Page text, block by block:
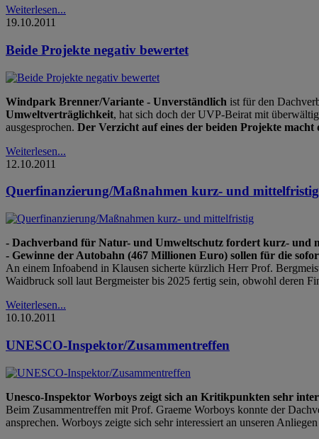
Weiterlesen...
19.10.2011
Beide Projekte negativ bewertet
Windpark Brenner/Variante - Unverständlich ist für den
Umweltverträglichkeit, hat sich doch der UVP-Beirat mit
ausgesprochen. Der Verzicht auf eines der beiden Projekte
Weiterlesen...
12.10.2011
Querfinanzierung/Maßnahmen kurz- und mittelfristig
- Dachverband für Natur- und Umweltschutz fordert kurz- und
- Gewinne der Autobahn (467 Millionen Euro) sollen für die
An einem Infoabend in Klausen sicherte kürzlich Herr Prof.
Waidbruck soll laut Bergmeister bis 2025 fertig sein, obwohl deren
Weiterlesen...
10.10.2011
UNESCO-Inspektor/Zusammentreffen
Unesco-Inspektor Worboys zeigt sich an Kritikpunkten sehr
Beim Zusammentreffen mit Prof. Graeme Worboys konnte der
ansprechen. Worboys zeigte sich sehr interessiert an unseren